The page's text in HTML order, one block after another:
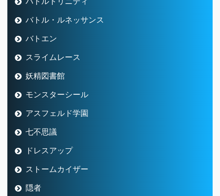
バトル・ルネッサンス
バトエン
スライムレース
妖精図書館
モンスターシール
アスフェルド学園
七不思議
ドレスアップ
ストームカイザー
隠者